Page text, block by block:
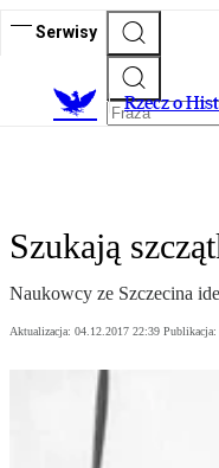
Serwisy
Rzecz o
Szukają
Naukowcy ze Szczecina
Aktualizacja: 04.12.2017 22:39 Publikacja: